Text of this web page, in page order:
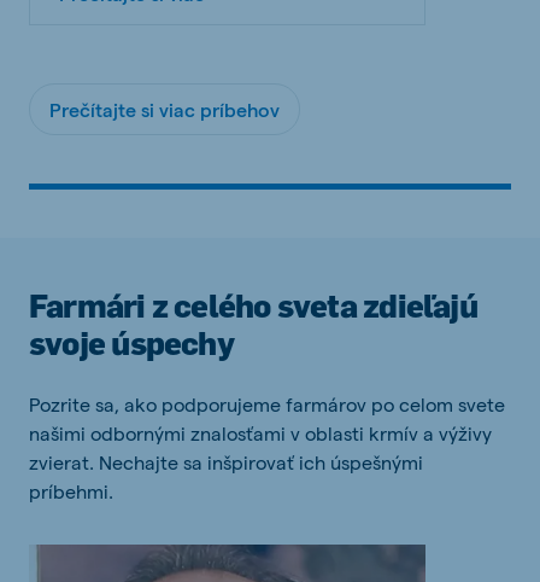
Prečítajte si viac príbehov
Farmári z celého sveta zdieľajú
svoje úspechy
Pozrite sa, ako podporujeme farmárov po celom svete
našimi odbornými znalosťami v oblasti krmív a výživy
zvierat. Nechajte sa inšpirovať ich úspešnými
príbehmi.